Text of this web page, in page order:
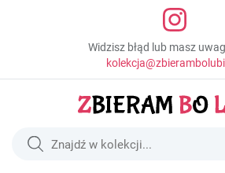
Widzisz błąd lub masz